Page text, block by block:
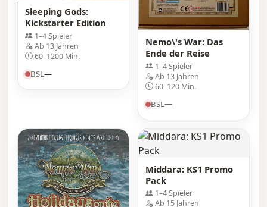
Sleeping Gods:
Kickstarter Edition
1–4 Spieler
Ab 13 Jahren
60–1200 Min.
BSL—
Nemo\'s War: Das
Ende der Reise
1–4 Spieler
Ab 13 Jahren
60–120 Min.
BSL—
Middara: KS1 Promo
Pack
1–4 Spieler
Ab 15 Jahren